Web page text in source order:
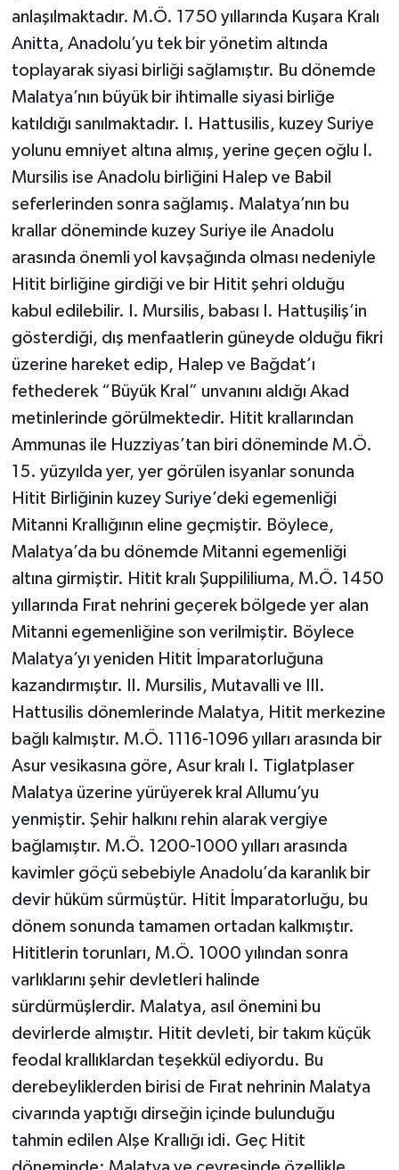
anlaşılmaktadır. M.Ö. 1750 yıllarında Kuşara Kralı
Anitta, Anadolu’yu tek bir yönetim altında
toplayarak siyasi birliği sağlamıştır. Bu dönemde
Malatya’nın büyük bir ihtimalle siyasi birliğe
katıldığı sanılmaktadır. I. Hattusilis, kuzey Suriye
yolunu emniyet altına almış, yerine geçen oğlu I.
Mursilis ise Anadolu birliğini Halep ve Babil
seferlerinden sonra sağlamış. Malatya’nın bu
krallar döneminde kuzey Suriye ile Anadolu
arasında önemli yol kavşağında olması nedeniyle
Hitit birliğine girdiği ve bir Hitit şehri olduğu
kabul edilebilir. I. Mursilis, babası I. Hattuşiliş’in
gösterdiği, dış menfaatlerin güneyde olduğu fikri
üzerine hareket edip, Halep ve Bağdat’ı
fethederek “Büyük Kral” unvanını aldığı Akad
metinlerinde görülmektedir. Hitit krallarından
Ammunas ile Huzziyas’tan biri döneminde M.Ö.
15. yüzyılda yer, yer görülen isyanlar sonunda
Hitit Birliğinin kuzey Suriye’deki egemenliği
Mitanni Krallığının eline geçmiştir. Böylece,
Malatya’da bu dönemde Mitanni egemenliği
altına girmiştir. Hitit kralı Şuppililiuma, M.Ö. 1450
yıllarında Fırat nehrini geçerek bölgede yer alan
Mitanni egemenliğine son verilmiştir. Böylece
Malatya’yı yeniden Hitit İmparatorluğuna
kazandırmıştır. II. Mursilis, Mutavalli ve III.
Hattusilis dönemlerinde Malatya, Hitit merkezine
bağlı kalmıştır. M.Ö. 1116-1096 yılları arasında bir
Asur vesikasına göre, Asur kralı I. Tiglatplaser
Malatya üzerine yürüyerek kral Allumu’yu
yenmiştir. Şehir halkını rehin alarak vergiye
bağlamıştır. M.Ö. 1200-1000 yılları arasında
kavimler göçü sebebiyle Anadolu’da karanlık bir
devir hüküm sürmüştür. Hitit İmparatorluğu, bu
dönem sonunda tamamen ortadan kalkmıştır.
Hititlerin torunları, M.Ö. 1000 yılından sonra
varlıklarını şehir devletleri halinde
sürdürmüşlerdir. Malatya, asıl önemini bu
devirlerde almıştır. Hitit devleti, bir takım küçük
feodal krallıklardan teşekkül ediyordu. Bu
derebeyliklerden birisi de Fırat nehrinin Malatya
civarında yaptığı dirseğin içinde bulunduğu
tahmin edilen Alşe Krallığı idi. Geç Hitit